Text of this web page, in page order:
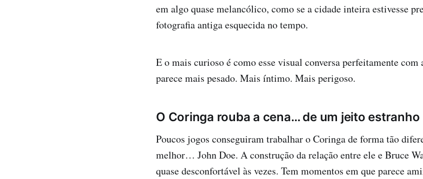
em algo quase melancólico, como se a cidade inteira estivesse
fotografia antiga esquecida no tempo.
E o mais curioso é como esse visual conversa perfeitamente com
parece mais pesado. Mais íntimo. Mais perigoso.
O Coringa rouba a cena… de um jeito estranho
Poucos jogos conseguiram trabalhar o Coringa de forma tão
melhor… John Doe. A construção da relação entre ele e Bruce
quase desconfortável às vezes. Tem momentos em que parece